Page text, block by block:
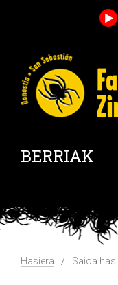
BERRIAK
Hasiera Saioa hasi